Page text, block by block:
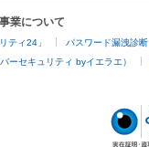
業について
ティ24」 パスワード漏洩診断
ーセキュリティ byイエラエ）